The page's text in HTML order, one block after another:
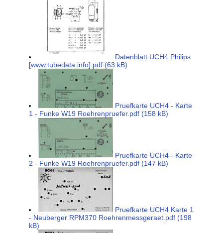
Datenblatt UCH4 Philips
[www.tubedata.info].pdf (63 kB)
Pruefkarte UCH4 - Karte
1 - Funke W19 Roehrenpruefer.pdf (158 kB)
Pruefkarte UCH4 - Karte
2 - Funke W19 Roehrenpruefer.pdf (147 kB)
Pruefkarte UCH4 Karte 1
- Neuberger RPM370 Roehrenmessgeraet.pdf (198
kB)